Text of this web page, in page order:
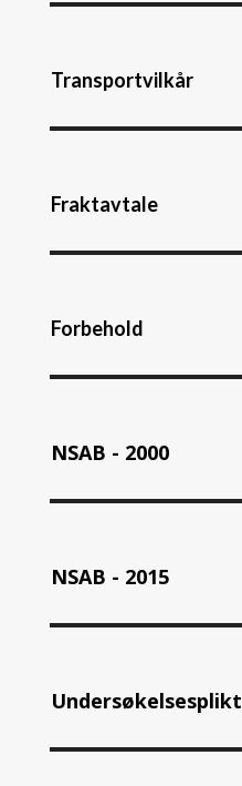
Transportvilkår
Fraktavtale
Forbehold
NSAB - 2000
NSAB - 2015
Undersøkelsesplikt